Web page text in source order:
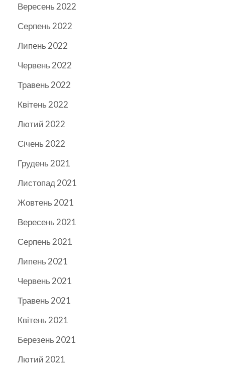
Вересень 2022
Серпень 2022
Липень 2022
Червень 2022
Травень 2022
Квітень 2022
Лютий 2022
Січень 2022
Грудень 2021
Листопад 2021
Жовтень 2021
Вересень 2021
Серпень 2021
Липень 2021
Червень 2021
Травень 2021
Квітень 2021
Березень 2021
Лютий 2021